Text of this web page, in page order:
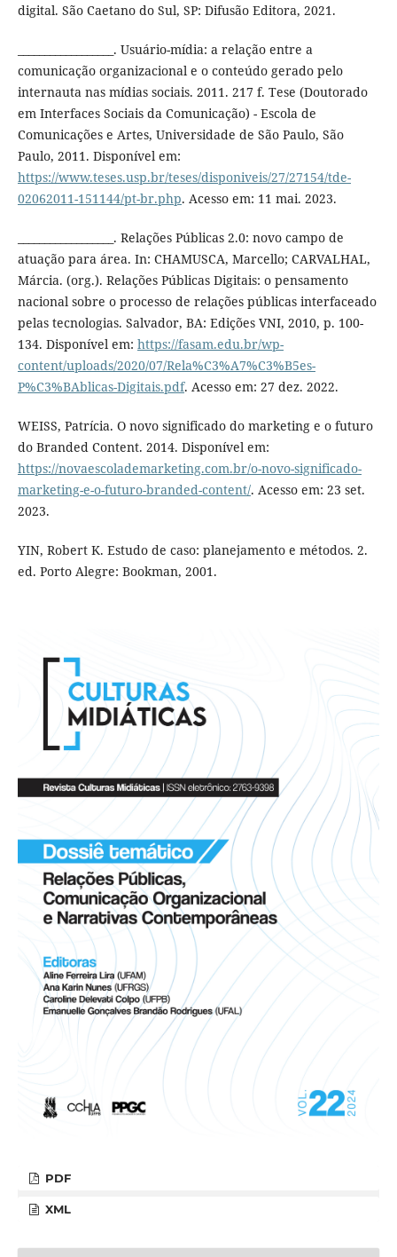
digital. São Caetano do Sul, SP: Difusão Editora, 2021.
__________________. Usuário-mídia: a relação entre a
comunicação organizacional e o conteúdo gerado pelo
internauta nas mídias sociais. 2011. 217 f. Tese (Doutorado
em Interfaces Sociais da Comunicação) - Escola de
Comunicações e Artes, Universidade de São Paulo, São
Paulo, 2011. Disponível em:
https://www.teses.usp.br/teses/disponiveis/27/27154/tde-
02062011-151144/pt-br.php. Acesso em: 11 mai. 2023.
__________________. Relações Públicas 2.0: novo campo de
atuação para área. In: CHAMUSCA, Marcello; CARVALHAL,
Márcia. (org.). Relações Públicas Digitais: o pensamento
nacional sobre o processo de relações públicas interfaceado
pelas tecnologias. Salvador, BA: Edições VNI, 2010, p. 100-
134. Disponível em: https://fasam.edu.br/wp-
content/uploads/2020/07/Rela%C3%A7%C3%B5es-
P%C3%BAblicas-Digitais.pdf. Acesso em: 27 dez. 2022.
WEISS, Patrícia. O novo significado do marketing e o futuro
do Branded Content. 2014. Disponível em:
https://novaescolademarketing.com.br/o-novo-significado-
marketing-e-o-futuro-branded-content/. Acesso em: 23 set.
2023.
YIN, Robert K. Estudo de caso: planejamento e métodos. 2.
ed. Porto Alegre: Bookman, 2001.
PDF
XML